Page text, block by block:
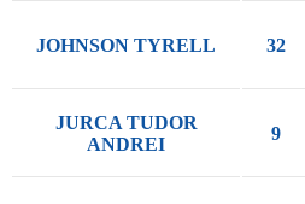
JOHNSON TYRELL 32
JURCA TUDOR
ANDREI
9